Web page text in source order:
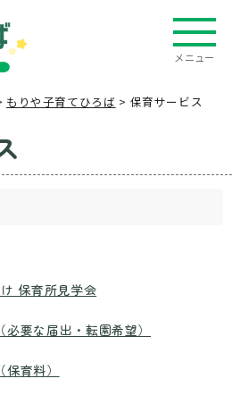
メニュー
もりや子育てひろば > 保育サービス
保育所見学会
要な届出・転園希望）
育料）